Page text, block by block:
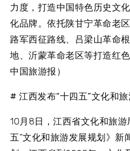
力度，打造中国特色历史文
化品牌。依托陕甘宁革命老
路军西征路线、吕梁山革命
地、沂蒙革命老区等打造红
中国旅游报）
# 江西发布“十四五”文化和
10月8日，江西省文化和旅游
五”文化和旅游发展规划》新